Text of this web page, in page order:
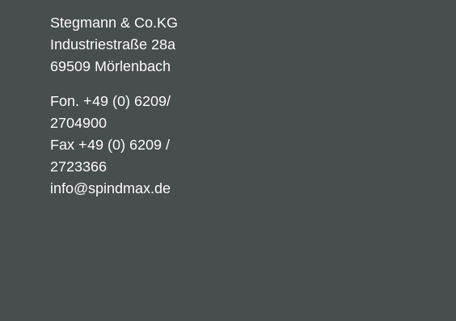
Stegmann & Co.KG
Industriestraße 28a
69509 Mörlenbach
Fon. +49 (0) 6209/
2704900
Fax +49 (0) 6209 /
2723366
info@spindmax.de